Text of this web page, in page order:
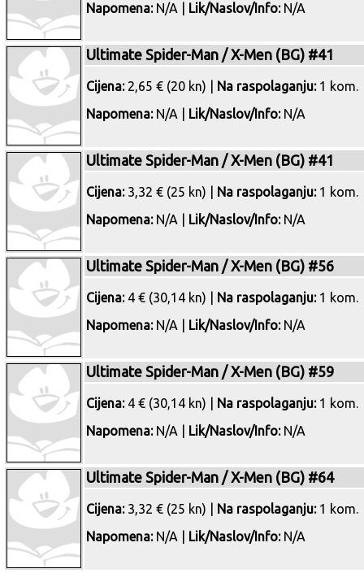
Napomena:N/A | Lik/Naslov/Info:N/A
Ultimate Spider-Man / X-Men (BG) #41
Cijena:2,65 € (20 kn) | Na raspolaganju:1 kom.
Napomena:N/A | Lik/Naslov/Info:N/A
Ultimate Spider-Man / X-Men (BG) #41
Cijena:3,32 € (25 kn) | Na raspolaganju:1 kom.
Napomena:N/A | Lik/Naslov/Info:N/A
Ultimate Spider-Man / X-Men (BG) #56
Cijena:4 € (30,14 kn) | Na raspolaganju:1 kom.
Napomena:N/A | Lik/Naslov/Info:N/A
Ultimate Spider-Man / X-Men (BG) #59
Cijena:4 € (30,14 kn) | Na raspolaganju:1 kom.
Napomena:N/A | Lik/Naslov/Info:N/A
Ultimate Spider-Man / X-Men (BG) #64
Cijena:3,32 € (25 kn) | Na raspolaganju:1 kom.
Napomena:N/A | Lik/Naslov/Info:N/A